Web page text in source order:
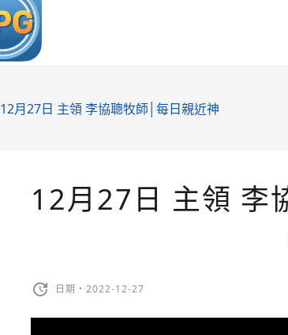
12月27日 主領 李協聰牧師│每日親近神
12月27日 主領 李
日期・2022-12-27